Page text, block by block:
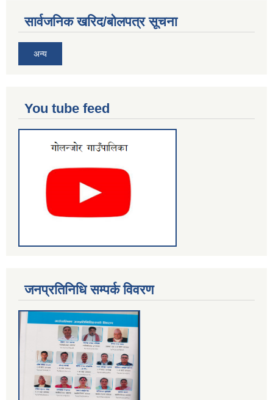
सार्वजनिक खरिद/बोलपत्र सूचना
अन्य
You tube feed
जनप्रतिनिधि सम्पर्क विवरण